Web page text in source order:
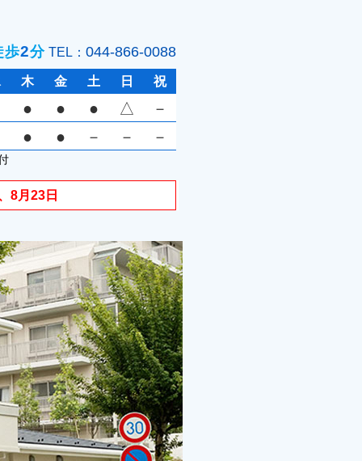
歩2分 TEL： 044-866-0088
木 金 土 日 祝
● ● ● △
－
●
● － － －
8月23日